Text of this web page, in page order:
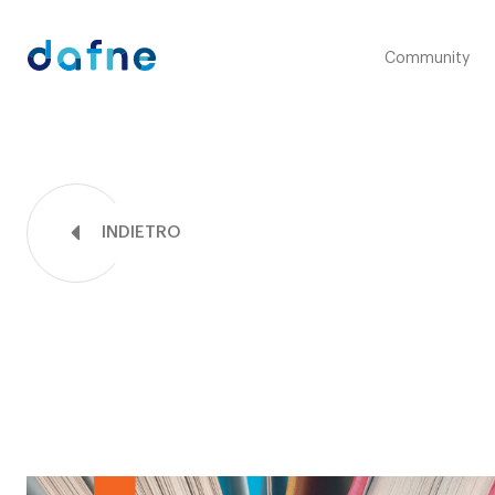
Consorzio Dafne Community
INDIETRO